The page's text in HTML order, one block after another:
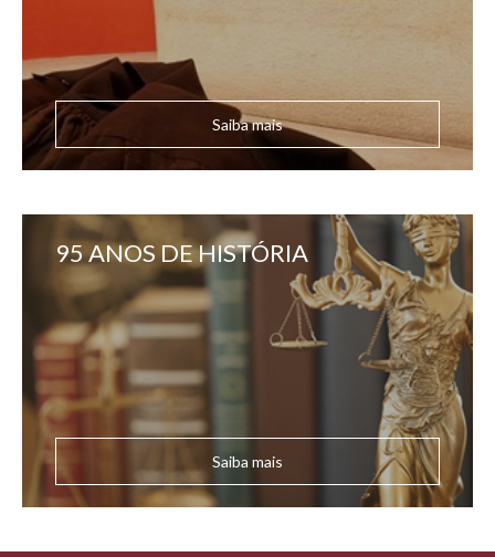
Saiba mais
95 ANOS DE HISTÓRIA
Saiba mais